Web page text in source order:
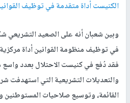
الكنيست أداة متقدمة في توظيف
في توظيف منظومة القوانين أداة
فقد دُفع في كنيست الاحتلال بعدد واسع
والتعديلات التشريعية التي استهدفت
القائمة، وتوسيع صلاحياتالمستوطنين